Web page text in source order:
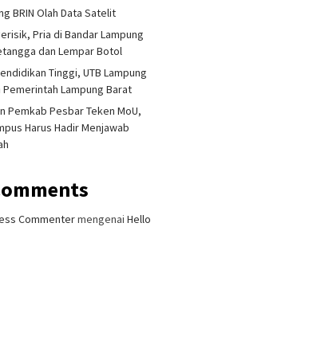
Ditemukan
BRIN Olah Data Satelit
Pria di Bandar Lampung
dan Lempar Botol
Tinggi, UTB Lampung
Lampung Barat
Pemkab Pesbar Teken MoU,
Harus Hadir Menjawab
CommentermengenaiHello